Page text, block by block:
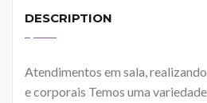
DESCRIPTION
Atendimentos em sala,
e corporais Temos uma